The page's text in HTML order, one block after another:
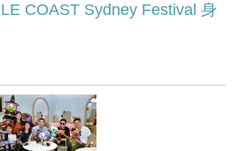
COAST Sydney Festival 身